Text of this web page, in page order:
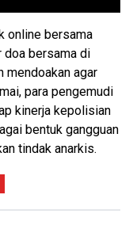
online bersama
doa bersama di
mendoakan agar
para pengemudi
kinerja kepolisian
bentuk gangguan
tindak anarkis.